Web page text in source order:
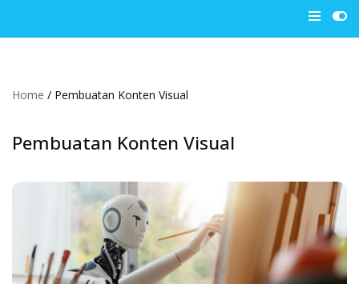
Home / Pembuatan Konten Visual
Pembuatan Konten Visual